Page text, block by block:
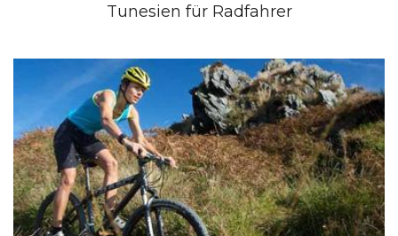
Tunesien für Radfahrer